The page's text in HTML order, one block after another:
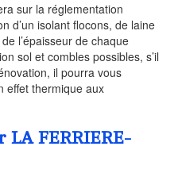
sur la réglementation
d’un isolant flocons, de laine
l’épaisseur de chaque
sol et combles possibles, s’il
il pourra vous
effet thermique aux
LA FERRIERE-